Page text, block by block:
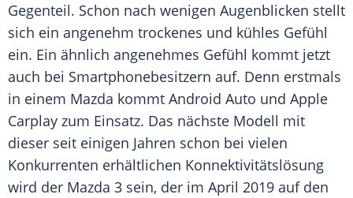
Gegenteil. Schon nach wenigen Augenblicken stellt
sich ein angenehm trockenes und kühles Gefühl
ein. Ein ähnlich angenehmes Gefühl kommt jetzt
auch bei Smartphonebesitzern auf. Denn erstmals
in einem Mazda kommt Android Auto und Apple
Carplay zum Einsatz. Das nächste Modell mit
dieser seit einigen Jahren schon bei vielen
Konkurrenten erhältlichen Konnektivitätslösung
wird der Mazda 3 sein, der im April 2019 auf den